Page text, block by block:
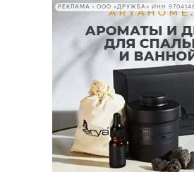
РЕКЛАМА • ООО «ДРУЖБА» ИНН